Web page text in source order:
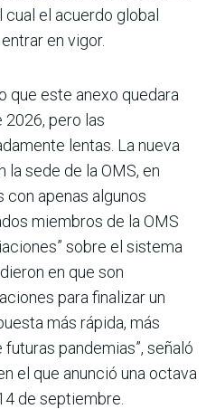
cual el acuerdo global
en vigor.
que este anexo quedara
2026, pero las
lentas. La nueva
sede de la OMS, en
con apenas algunos
miembros de la OMS
sobre el sistema
en que son
para finalizar un
más rápida, más
pandemias”, señaló
el que anunció una octava
de septiembre.